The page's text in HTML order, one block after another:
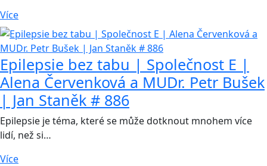
Více
Epilepsie bez tabu | Společnost E |
Alena Červenková a MUDr. Petr Bušek
| Jan Staněk # 886
Epilepsie je téma, které se může dotknout mnohem více
lidí, než si…
Více